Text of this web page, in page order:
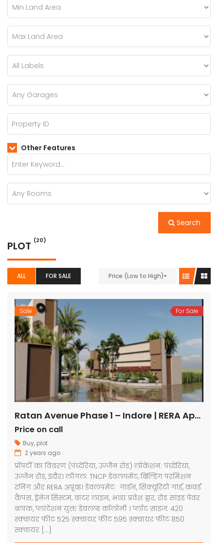
Other Features
Search
PLOT (20)
ALL FOR SALE Price (Low to High)
Sale For Sale
Ratan Avenue Phase 1 – Indore | RERA Approved Plots
Price on call
Buy, plot
2 years ago
प्रॉपर्टी का विवरण (पंच्देरिया, उज्जैन रोड) लोकेशन: पंच्देरिया,
उज्जैन रोड, इंदौर। लीगल: TNCP डेवलपमेंट, बिल्डिंग परमिशन
रनिंग और RERA अप्रूव्ड। डेवलपमेंट: गार्डन, सिक्यूरिटी गार्ड, कवर्ड
कैंपस, ड्रेनेज सिस्टम, वाटर लाइन, भव्य प्रवेश द्वार, रोड साइड पेवर
ब्लाक, प्लांटेशन युक्त डेवलप्ड कॉलोनी । प्लॉट साइज: 420
स्क्वायर फीट 525 स्क्वायर फीट 595 स्क्वायर फीट 850
स्क्वायर […]